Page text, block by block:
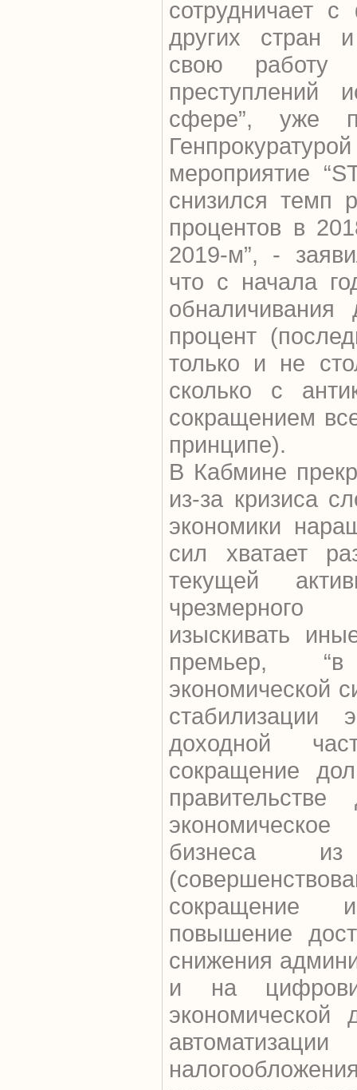
сотрудничает
других стран
свою работу
преступлений
сфере”, уже
мероприятие
снизился темп
процентов в
2019-м”, -
что с начала
процент
только и не
сколько с
сокращением
принципе).
В Кабмине
из-за кризиса
экономики
сил хватает
текущей
изыскивать
премьер,
экономической
стабилизации
доходной
сокращение
бизнеса из
сокращение
повышение
снижения
и на
экономической